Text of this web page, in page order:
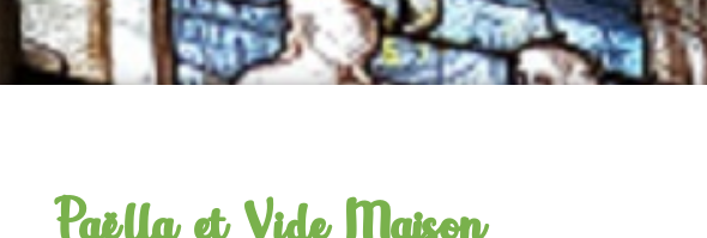
Paëlla et Vide Maison